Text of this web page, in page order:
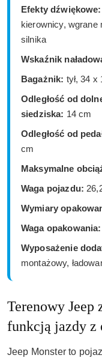
Efekty dźwiękowe:
kierownicy, wgrane
silnika
Wskaźnik
Bagażnik: tył, 34 x
Odległość od
siedziska: 14 cm
Odległość od
cm
Maksymalne
Waga pojazdu:
Wymiary
Waga opakowania:
Wyposażenie
montażowy,
Terenowy Jeep
funkcją jazdy z
Jeep Monster to